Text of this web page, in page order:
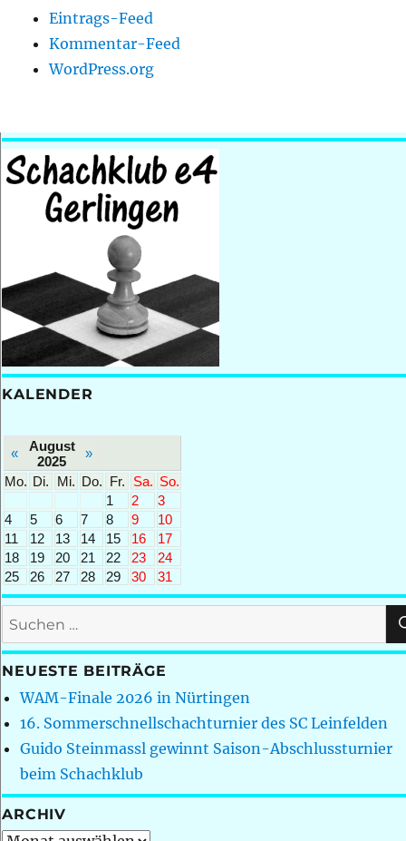
Eintrags-Feed
Kommentar-Feed
WordPress.org
KALENDER
«
August
2025
»
Mo. Di. Mi. Do. Fr. Sa. So.
1
2
3
4
5 6 7 8 9
10
11
12 13 14 15 16
17
18
19 20 21 22 23
24
25
26 27 28 29 30 31
Suchen
nach:
NEUESTE BEITRÄGE
WAM-Finale 2026 in Nürtingen
16. Sommerschnellschachturnier des SC Leinfelden
Guido Steinmassl gewinnt Saison-Abschlussturnier
beim Schachklub
ARCHIV